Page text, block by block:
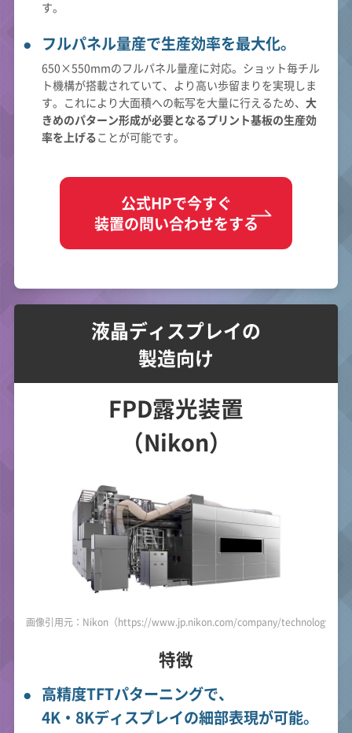
す。
フルパネル量産で生産効率を最大化。
650×550mmのフルパネル量産に対応。ショット毎チル
ト機構が搭載されていて、より高い歩留まりを実現しま
す。これにより大面積への転写を大量に行えるため、 大
きめのパターン形成が必要となるプリント基板の生産効
率を上げることが可能です。
公式HPで今すぐ
装置の問い合わせをする
液晶ディスプレイの
製造向け
FPD露光装置
（Nikon）
画像引用元：Nikon（https://www.jp.nikon.com/company/technology/
特徴
高精度TFTパターニングで、
4K・8Kディスプレイの細部表現が可能。